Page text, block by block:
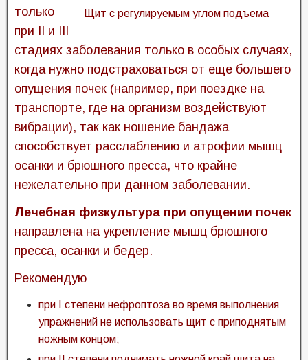
Щит с регулируемым углом подъема
только
при II и III
стадиях заболевания только в особых случаях,
когда нужно подстраховаться от еще большего
опущения почек (например, при поездке на
транспорте, где на организм воздействуют
вибрации), так как ношение бандажа
способствует расслаблению и атрофии мышц
осанки и брюшного пресса, что крайне
нежелательно при данном заболевании.
Лечебная физкультура при опущении почек
направлена на укрепление мышц брюшного
пресса, осанки и бедер.
Рекомендую
при I степени нефроптоза во время выполнения
упражнений не использовать щит с приподнятым
ножным концом;